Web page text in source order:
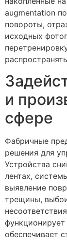
augmentation
повороты,
исходных
и
сфере
Фабричные
решения для
Устройства
лентах,
выявление
трещины,
обеспечивает